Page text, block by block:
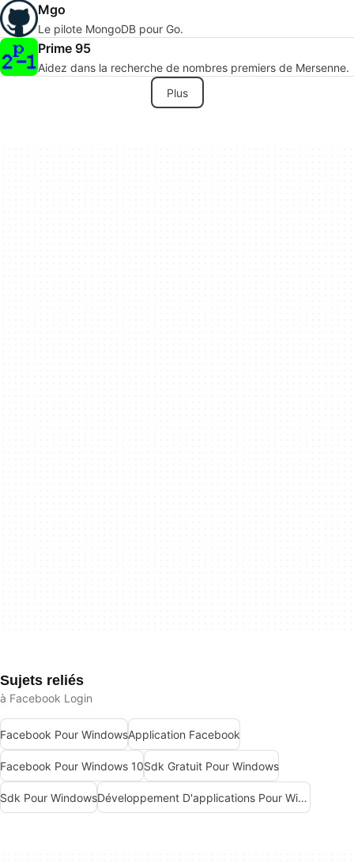
Mgo
Le pilote MongoDB pour Go.
Prime 95
Aidez dans la recherche de nombres premiers de Mersenne.
Plus
Sujets reliés
à Facebook Login
Facebook Pour WindowsApplication Facebook
Facebook Pour Windows 10Sdk Gratuit Pour Windows
Sdk Pour Windows Développement D'applications Pour Windows Gratuit